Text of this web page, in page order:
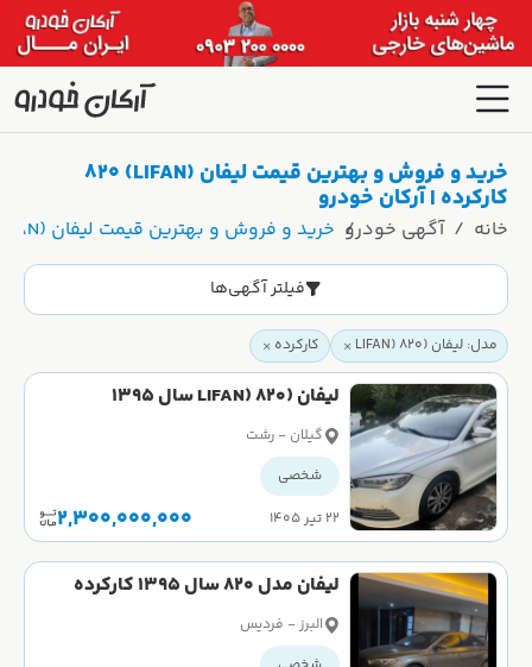
خرید و فروش و بهترین قیمت لیفان (LIFAN) 820
کارکرده | آرکان خودرو
خانه آگهی خودرو خرید و فروش و بهترین قیمت لیفان (LIFAN) 820 کارکرده | آرکان خودرو
فیلتر آگهی‌ها
مدل: لیفان (LIFAN) 820 کارکرده
لیفان (LIFAN) 820 سال 1395
گیلان - رشت
شخصی
۲۲ تیر ۱۴۰۵
2,300,000,000
لیفان مدل 820 سال 1395 کارکرده
البرز - فردیس